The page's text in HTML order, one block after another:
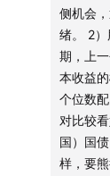
沃什治
之后半
从产业
注一些什么
侧机会
绪。 2
期，上
本收益
个位数
对比较
国）国
样，要